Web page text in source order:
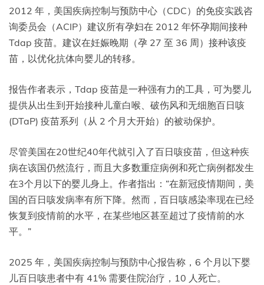
2012 年，美国疾病控制与预防中心（CDC）的免疫实践咨
询委员会（ACIP）建议所有孕妇在 2012 年怀孕期间接种
Tdap 疫苗。建议在妊娠晚期（孕 27 至 36 周）接种该疫
苗，以优化抗体向婴儿的转移。
报告作者表示，Tdap 疫苗是一种强有力的工具，可为婴儿
提供从出生到开始接种儿童白喉、破伤风和无细胞百日咳
(DTaP) 疫苗系列（从 2 个月大开始）的被动保护。
尽管美国在20世纪40年代就引入了百日咳疫苗，但这种疾
病在该国仍然流行，而且大多数重症病例和死亡病例都发生
在3个月以下的婴儿身上。作者指出：“在新冠疫情期间，美
国的百日咳发病率有所下降。然而，百日咳感染率现在已经
恢复到疫情前的水平，在某些地区甚至超过了疫情前的水
平。”
2025 年，美国疾病控制与预防中心报告称，6 个月以下婴
儿百日咳患者中有 41% 需要住院治疗，10 人死亡。